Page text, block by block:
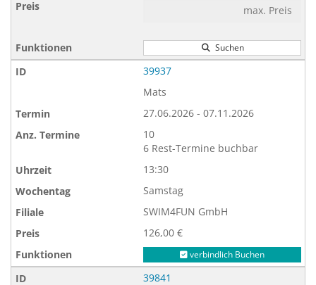
Suchen
39937
Mats
27.06.2026 - 07.11.2026
10
6 Rest-Termine buchbar
13:30
Samstag
SWIM4FUN GmbH
126,00 €
verbindlich Buchen
39841